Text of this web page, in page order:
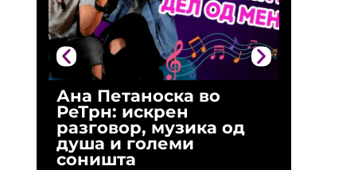
Ана Петаноска во
РеТрн: искрен
разговор, музика од
душа и големи
соништа